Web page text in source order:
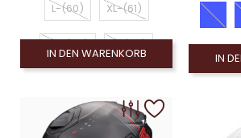
L-(60) XL-(61)
IN DEN WARENKORB IN